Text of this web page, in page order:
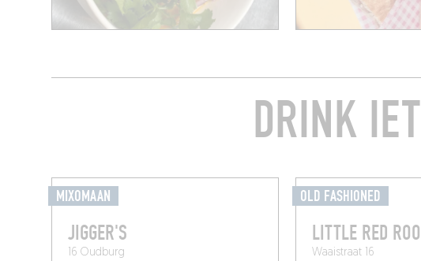
DRINK
MIXOMAAN
JIGGER'S
16 Oudburg
OLD FASHIONED
LITTLE RED
Waaistraat 16